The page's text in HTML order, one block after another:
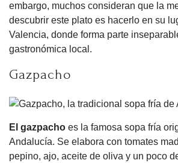
embargo, muchos consideran que la
descubrir este plato es hacerlo en su
Valencia, donde forma parte
gastronómica local.
Gazpacho
El gazpacho es la famosa sopa fría
Andalucía. Se elabora con tomates
pepino, ajo, aceite de oliva y un poco